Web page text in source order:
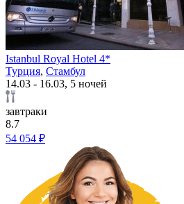
Istanbul Royal Hotel 4*
Турция, Стамбул
14.03 - 16.03, 5 ночей
завтраки
8.7
54 054 ₽